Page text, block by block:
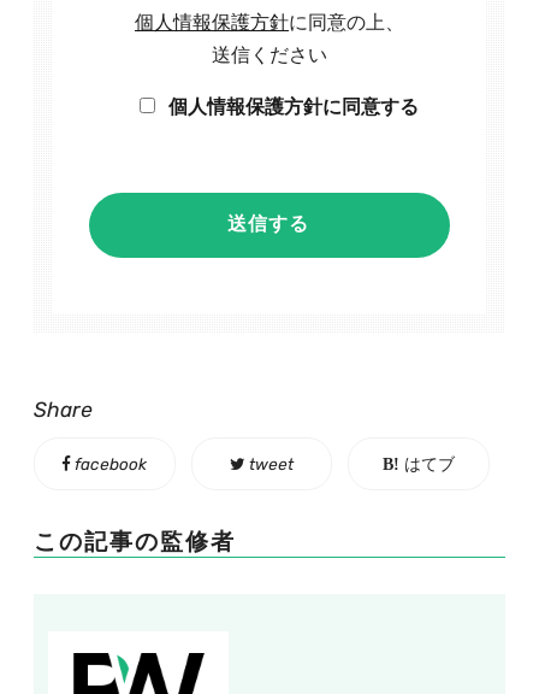
個人情報保護方針に同意の上、
送信ください
個人情報保護方針に同意する
Share
facebook tweet はてブ
この記事の監修者